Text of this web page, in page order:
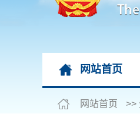
网站首页
网站首页 >>